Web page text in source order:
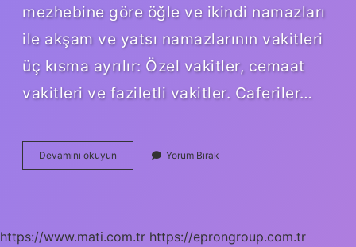
mezhebine göre öğle ve ikindi namazları
ile akşam ve yatsı namazlarının vakitleri
üç kısma ayrılır: Özel vakitler, cemaat
vakitleri ve faziletli vakitler. Caferiler…
Devamını okuyun
Kaç
Yorum Bırak
https://www.mati.com.tr https://eprongroup.com.tr